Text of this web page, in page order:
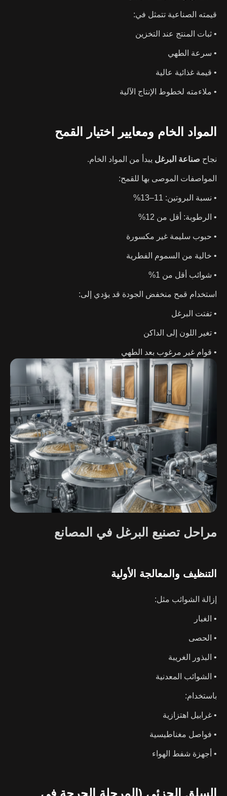
قيمته الصناعية تتمثل في:
• ثبات المنتج عند التخزين
• سرعة الطهي
• قيمة غذائية عالية
• ملاءمته لخطوط الإنتاج الآلية
المواد الخام ومعايير اختيار القمح
نجاح صناعة البرغل يبدأ من المواد الخام.
المواصفات الموصى بها للقمح:
• نسبة البروتين: 11–13%
• الرطوبة: أقل من 12%
• حبوب سليمة غير مكسورة
• خالية من السموم الفطرية
• شوائب أقل من 1%
استخدام قمح منخفض الجودة قد يؤدي إلى:
• تفتت البرغل
• تغير اللون إلى الداكن
• قوام غير مرغوب بعد الطهي
مراحل تصنيع البرغل في المصانع
التنظيف والمعالجة الأولية
إزالة الشوائب مثل:
• الغبار
• الحصى
• البذور الغريبة
• الشوائب المعدنية
باستخدام:
• غرابيل اهتزازية
• فواصل مغناطيسية
• أجهزة شفط الهواء